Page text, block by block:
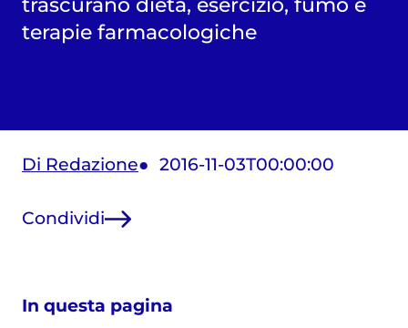
terapie farmacologiche
Di Redazione 2016-11-03T00:00:00
Condividi
In questa pagina